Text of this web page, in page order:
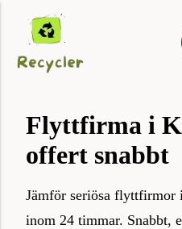
Flyttfirma i
offert snabbt
Jämför seriösa
inom 24 timmar. Snabbt,